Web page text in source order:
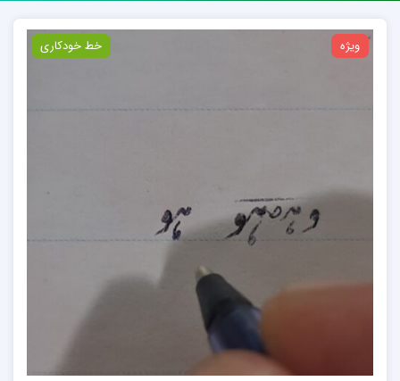
ویژه خط خودکاری